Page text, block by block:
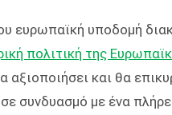
ευρωπαϊκή υποδομή
πολιτική της
αξιοποιήσει και θα
συνδυασμό με ένα